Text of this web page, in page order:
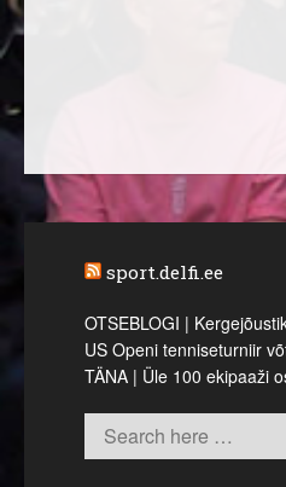
sport.delfi.ee
OTSEBLOGI |
US Openi tenniseturniir
TÄNA | Üle 100 ekipaaži